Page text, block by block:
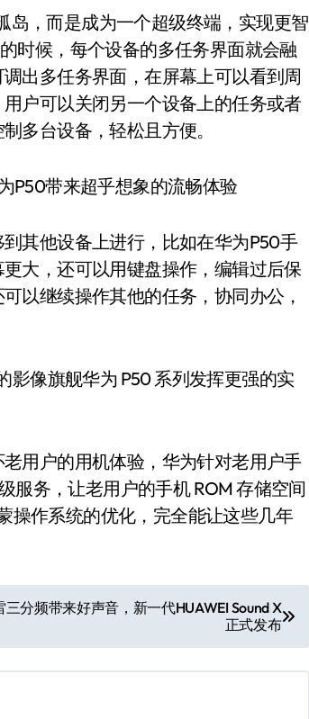
岛，而是成为一个超级终端，实现更智
时候，每个设备的多任务界面就会融
出多任务界面，在屏幕上可以看到周
户可以关闭另一个设备上的任务或者
多台设备，轻松且方便。
其他设备上进行，比如在华为P50手
大，还可以用键盘操作，编辑过后保
以继续操作其他的任务，协同办公，
影像旗舰华为 P50 系列发挥更强的实
用户的用机体验，华为针对老用户手
服务，让老用户的手机 ROM 存储空间
操作系统的优化，完全能让这些几年
三分频带来好声音，新一代HUAWEI Sound X
正式发布